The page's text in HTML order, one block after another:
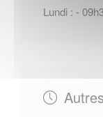
Lundi : -
Autres